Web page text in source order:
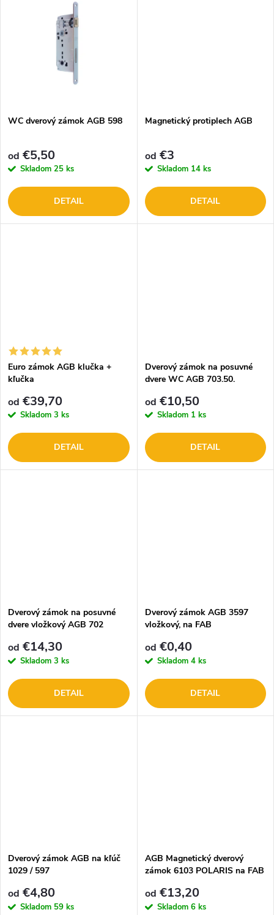
o
v
o
v
WC dverový zámok AGB 598
od €5,50
Skladom 25 ks
DETAIL
Magnetický protiplech AGB
od €3
Skladom 14 ks
DETAIL
Euro zámok AGB klučka +
kľučka
od €39,70
Skladom 3 ks
DETAIL
Dverový zámok na posuvné
dvere WC AGB 703.50.
od €10,50
Skladom 1 ks
DETAIL
Dverový zámok na posuvné
dvere vložkový AGB 702
od €14,30
Skladom 3 ks
DETAIL
Dverový zámok AGB 3597
vložkový, na FAB
od €0,40
Skladom 4 ks
DETAIL
Dverový zámok AGB na kľúč
1029 / 597
od €4,80
Skladom 59 ks
AGB Magnetický dverový
zámok 6103 POLARIS na FAB
od €13,20
Skladom 6 ks